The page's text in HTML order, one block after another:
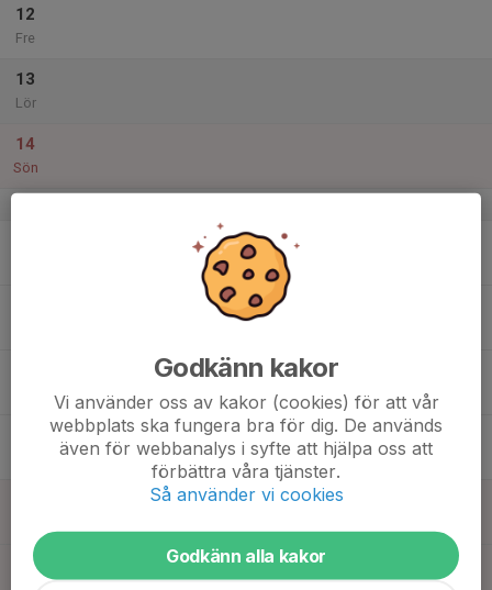
12
Fre
13
Lör
14
Sön
Tisdagsträning -Lila tjejgrupp
20
Godkänn kakor
Vi använder oss av kakor (cookies) för att vår
webbplats ska fungera bra för dig. De används
även för webbanalys i syfte att hjälpa oss att
förbättra våra tjänster.
Så använder vi cookies
Godkänn alla kakor